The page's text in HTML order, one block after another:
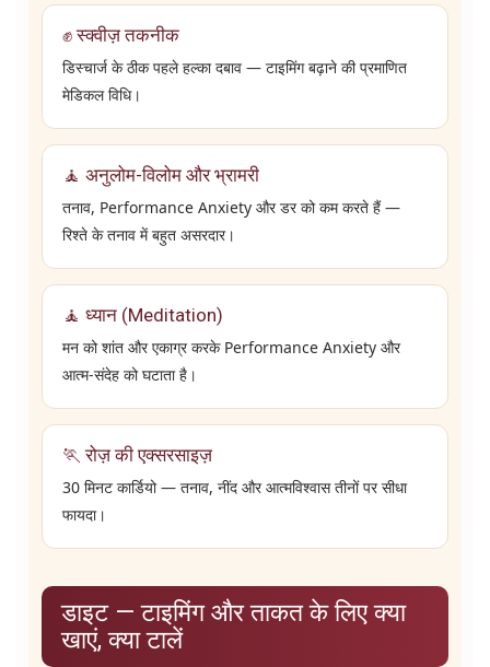
✊ स्क्वीज़ तकनीक
डिस्चार्ज के ठीक पहले हल्का दबाव — टाइमिंग बढ़ाने की प्रमाणित
मेडिकल विधि।
🧘 अनुलोम-विलोम और भ्रामरी
तनाव, Performance Anxiety और डर को कम करते हैं —
रिश्ते के तनाव में बहुत असरदार।
🧘 ध्यान (Meditation)
मन को शांत और एकाग्र करके Performance Anxiety और
आत्म-संदेह को घटाता है।
🏃 रोज़ की एक्सरसाइज़
30 मिनट कार्डियो — तनाव, नींद और आत्मविश्वास तीनों पर सीधा
फायदा।
डाइट — टाइमिंग और ताकत के लिए क्या
खाएं, क्या टालें